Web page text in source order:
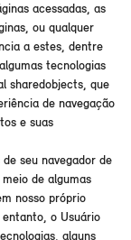
acessadas, as
ou qualquer
a estes, dentre
tecnologias
sharedobjects, que
de navegação
e suas
seu navegador de
de algumas
nosso próprio
o Usuário
alguns